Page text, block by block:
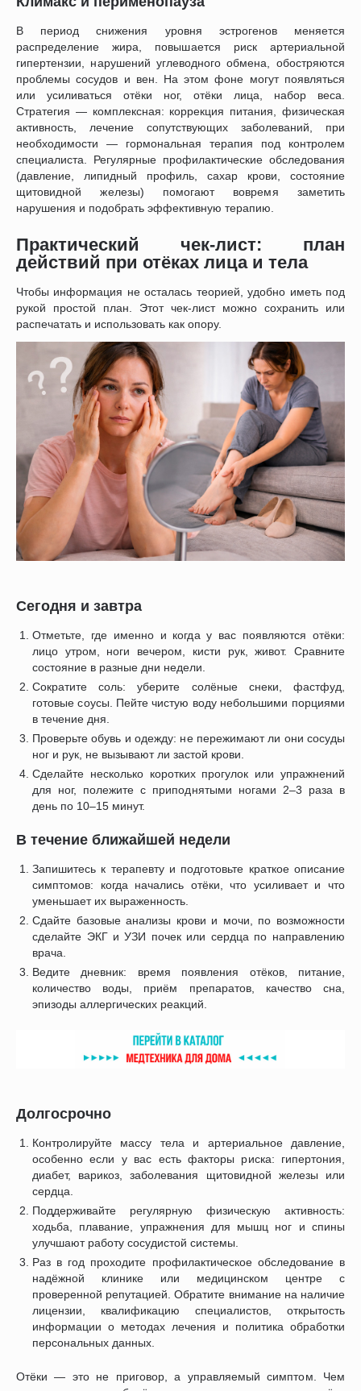
В период снижения уровня эстрогенов меняется
распределение жира, повышается риск артериальной
гипертензии, нарушений углеводного обмена, обостряются
проблемы сосудов и вен. На этом фоне могут появляться
или усиливаться отёки ног, отёки лица, набор веса.
Стратегия — комплексная: коррекция питания, физическая
активность, лечение сопутствующих заболеваний, при
необходимости — гормональная терапия под контролем
специалиста. Регулярные профилактические обследования
(давление, липидный профиль, сахар крови, состояние
щитовидной железы) помогают вовремя заметить
нарушения и подобрать эффективную терапию.
Практический чек-лист: план
действий при отёках лица и тела
Чтобы информация не осталась теорией, удобно иметь под
рукой простой план. Этот чек-лист можно сохранить или
распечатать и использовать как опору.
Сегодня и завтра
Отметьте, где именно и когда у вас появляются отёки:
лицо утром, ноги вечером, кисти рук, живот. Сравните
состояние в разные дни недели.
Сократите соль: уберите солёные снеки, фастфуд,
готовые соусы. Пейте чистую воду небольшими порциями
в течение дня.
Проверьте обувь и одежду: не пережимают ли они сосуды
ног и рук, не вызывают ли застой крови.
Сделайте несколько коротких прогулок или упражнений
для ног, полежите с приподнятыми ногами 2–3 раза в
день по 10–15 минут.
В течение ближайшей недели
Запишитесь к терапевту и подготовьте краткое описание
симптомов: когда начались отёки, что усиливает и что
уменьшает их выраженность.
Сдайте базовые анализы крови и мочи, по возможности
сделайте ЭКГ и УЗИ почек или сердца по направлению
врача.
Ведите дневник: время появления отёков, питание,
количество воды, приём препаратов, качество сна,
эпизоды аллергических реакций.
Долгосрочно
Контролируйте массу тела и артериальное давление,
особенно если у вас есть факторы риска: гипертония,
диабет, варикоз, заболевания щитовидной железы или
сердца.
Поддерживайте регулярную физическую активность:
ходьба, плавание, упражнения для мышц ног и спины
улучшают работу сосудистой системы.
Раз в год проходите профилактическое обследование в
надёжной клинике или медицинском центре с
проверенной репутацией. Обратите внимание на наличие
лицензии, квалификацию специалистов, открытость
информации о методах лечения и политика обработки
персональных данных.
Отёки — это не приговор, а управляемый симптом. Чем